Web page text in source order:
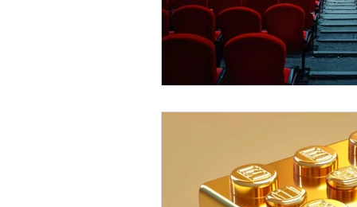
Systemanalyse
INNOV8!
Personalentwicklung